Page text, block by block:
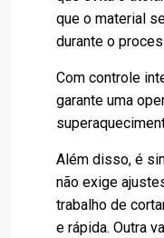
que o material
durante o
Com controle
garante uma
Além disso, é
não exige
trabalho de
e rápida. Outra